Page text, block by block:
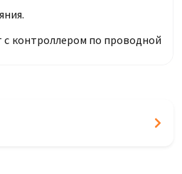
с контроллером по проводной